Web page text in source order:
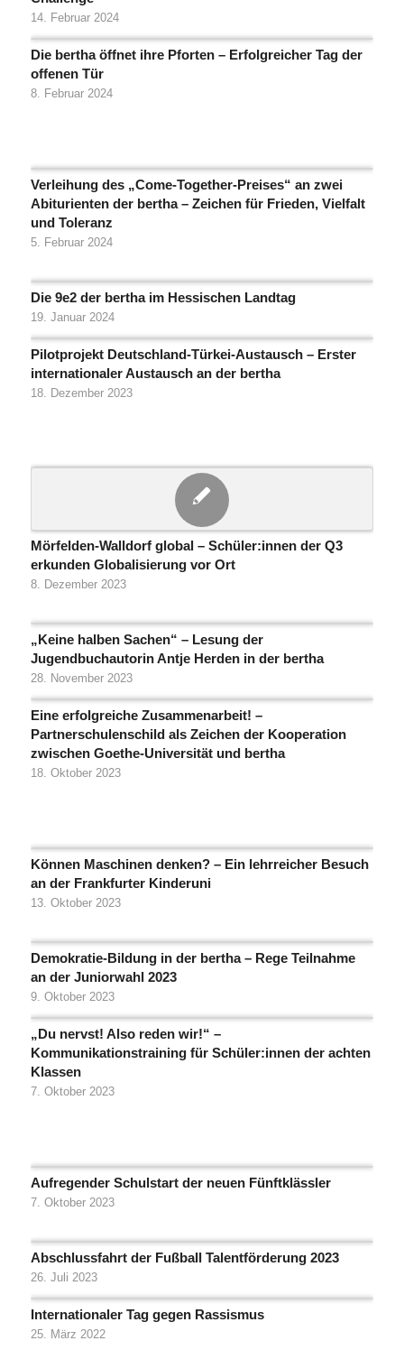
14. Februar 2024
Die bertha öffnet ihre Pforten – Erfolgreicher Tag der
offenen Tür
8. Februar 2024
Verleihung des „Come-Together-Preises“ an zwei
Abiturienten der bertha – Zeichen für Frieden, Vielfalt
und Toleranz
5. Februar 2024
Die 9e2 der bertha im Hessischen Landtag
19. Januar 2024
Pilotprojekt Deutschland-Türkei-Austausch – Erster
internationaler Austausch an der bertha
18. Dezember 2023
Mörfelden-Walldorf global – Schüler:innen der Q3
erkunden Globalisierung vor Ort
8. Dezember 2023
„Keine halben Sachen“ – Lesung der
Jugendbuchautorin Antje Herden in der bertha
28. November 2023
Eine erfolgreiche Zusammenarbeit! –
Partnerschulenschild als Zeichen der Kooperation
zwischen Goethe-Universität und bertha
18. Oktober 2023
Können Maschinen denken? – Ein lehrreicher Besuch
an der Frankfurter Kinderuni
13. Oktober 2023
Demokratie-Bildung in der bertha – Rege Teilnahme
an der Juniorwahl 2023
9. Oktober 2023
„Du nervst! Also reden wir!“ –
Kommunikationstraining für Schüler:innen der achten
Klassen
7. Oktober 2023
Aufregender Schulstart der neuen Fünftklässler
7. Oktober 2023
Abschlussfahrt der Fußball Talentförderung 2023
26. Juli 2023
Internationaler Tag gegen Rassismus
25. März 2022